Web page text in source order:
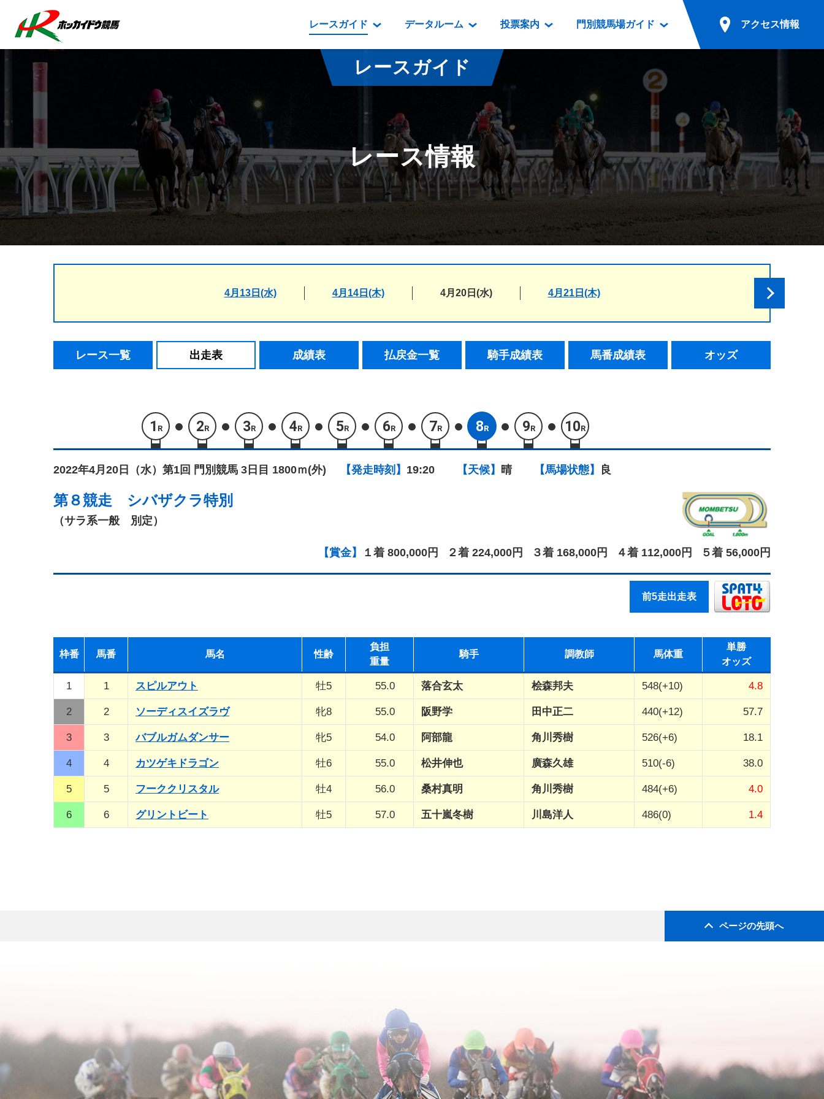
レースガイド
レース情報
払戻金一覧
騎手成績表
馬番成績表
オッズ
番組・級別表ダウンロード
開催カレンダー
重賞競走体系図
スタリオンシリーズ競走
道内の発売情報(PDF)
データルーム
データルーム
騎手・調教師紹介
坂路調教映像
遠征馬情報
番組編成要領
映像コンテンツ
重賞競走VTR
重賞競走参考VTR
レースダイジェスト
新馬ダイジェスト
投票案内
電話・インターネット投票
場外発売所
実況・テレホンサービス
発売・払戻
門別競馬場ガイド
門別競馬場情報
門別競馬場グルメ
とねっこジンギスカン
いずみ食堂
ルンビニフードカフェ
勝馬屋
アクセス情報
無料送迎バスでのご来場
公共の交通機関でのご来場
レースガイド
レース情報
4月13日(水) 4月14日(木) 4月20日(水) 4月21日(木)
レース一覧 出走表 成績表 払戻金一覧 騎手成績表 馬番成績表 オッズ
1 R 2R 3R 4R 5R 6R 7R 8R 9R 10R
2022年4月20日（水） 第1回 門別競馬 3日目 1800ｍ(外) 【発走時刻】 19:20 【天候】 晴 【馬場状態】 良
第８競走 シバザクラ特別
（サラ系一般 別定）
【賞金】 １着 800,000円 ２着 224,000円 ３着 168,000円 ４着 112,000円 ５着 56,000円
前5走出走表
枠番 馬番 馬名 性齢
負担
重量
騎手 調教師 馬体重
単勝
オッズ
1 1 スピルアウト 牡5 55.0 落合玄太 桧森邦夫 548(+10) 4.8
2 2 ソーディスイズラヴ 牝8 55.0 阪野学 田中正二 440(+12) 57.7
3 3 バブルガムダンサー 牝5 54.0 阿部龍 角川秀樹 526(+6) 18.1
4 4 カツゲキドラゴン 牡6 55.0 松井伸也 廣森久雄 510(-6) 38.0
5 5 フーククリスタル 牡4 56.0 桑村真明 角川秀樹 484(+6) 4.0
6 6 グリントビート 牡5 57.0 五十嵐冬樹 川島洋人 486(0) 1.4
ページの先頭へ